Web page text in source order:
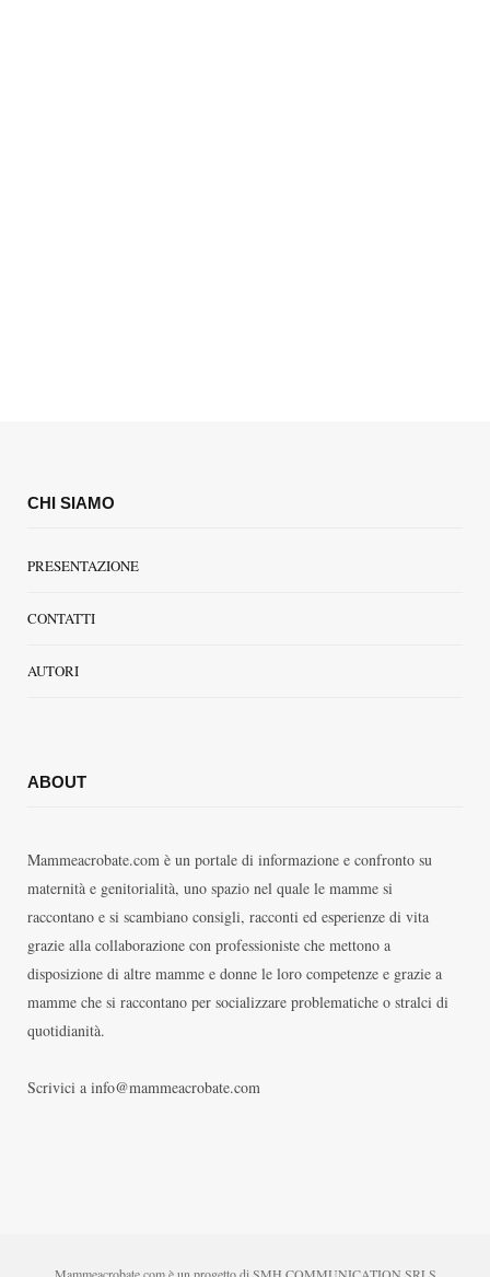
CHI SIAMO
PRESENTAZIONE
CONTATTI
AUTORI
ABOUT
Mammeacrobate.com è un portale di informazione e confronto su
maternità e genitorialità, uno spazio nel quale le mamme si
raccontano e si scambiano consigli, racconti ed esperienze di vita
grazie alla collaborazione con professioniste che mettono a
disposizione di altre mamme e donne le loro competenze e grazie a
mamme che si raccontano per socializzare problematiche o stralci di
quotidianità.
Scrivici a info@mammeacrobate.com
Mammeacrobate.com è un progetto di SMH COMMUNICATION SRLS